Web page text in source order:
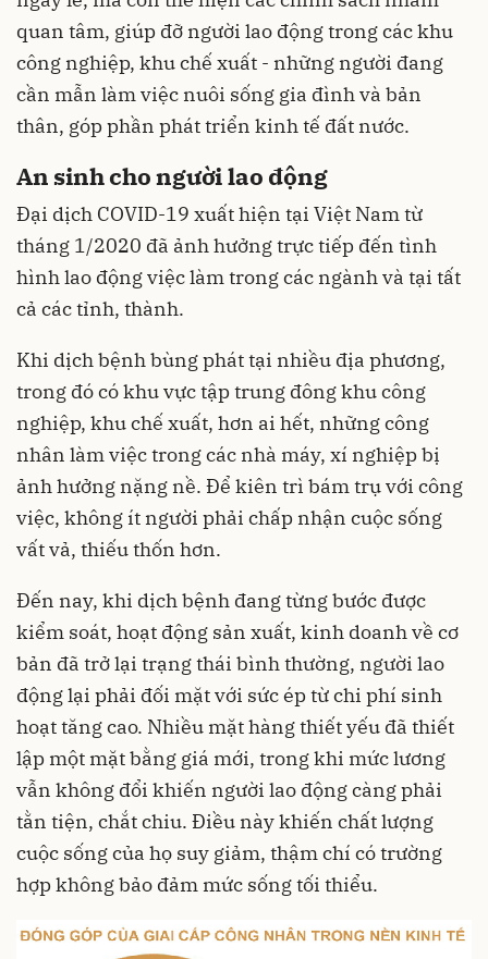
quan tâm, giúp đỡ người lao động trong các khu
công nghiệp, khu chế xuất - những người đang
cần mẫn làm việc nuôi sống gia đình và bản
thân, góp phần phát triển kinh tế đất nước.
An sinh cho người lao động
Đại dịch COVID-19 xuất hiện tại Việt Nam từ
tháng 1/2020 đã ảnh hưởng trực tiếp đến tình
hình lao động việc làm trong các ngành và tại tất
cả các tỉnh, thành.
Khi dịch bệnh bùng phát tại nhiều địa phương,
trong đó có khu vực tập trung đông khu công
nghiệp, khu chế xuất, hơn ai hết, những công
nhân làm việc trong các nhà máy, xí nghiệp bị
ảnh hưởng nặng nề. Để kiên trì bám trụ với công
việc, không ít người phải chấp nhận cuộc sống
vất vả, thiếu thốn hơn.
Đến nay, khi dịch bệnh đang từng bước được
kiểm soát, hoạt động sản xuất, kinh doanh về cơ
bản đã trở lại trạng thái bình thường, người lao
động lại phải đối mặt với sức ép từ chi phí sinh
hoạt tăng cao. Nhiều mặt hàng thiết yếu đã thiết
lập một mặt bằng giá mới, trong khi mức lương
vẫn không đổi khiến người lao động càng phải
tằn tiện, chắt chiu. Điều này khiến chất lượng
cuộc sống của họ suy giảm, thậm chí có trường
hợp không bảo đảm mức sống tối thiểu.